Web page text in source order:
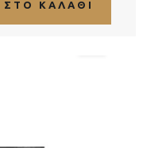
ΚΑΛΆΘΙ